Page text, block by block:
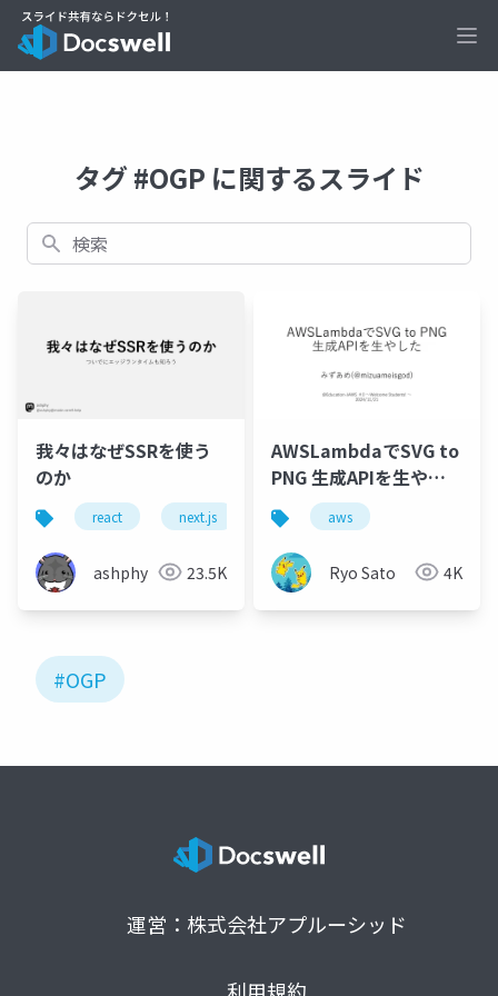
タグ #OGP に関するスライド
検索
我々はなぜSSRを使う
のか
react next.js
ashphy 23.5K
AWSLambdaでSVG to
PNG 生成APIを生やし
た
aws
Ryo Sato 4K
#OGP
運営：株式会社アプルーシッド
利用規約